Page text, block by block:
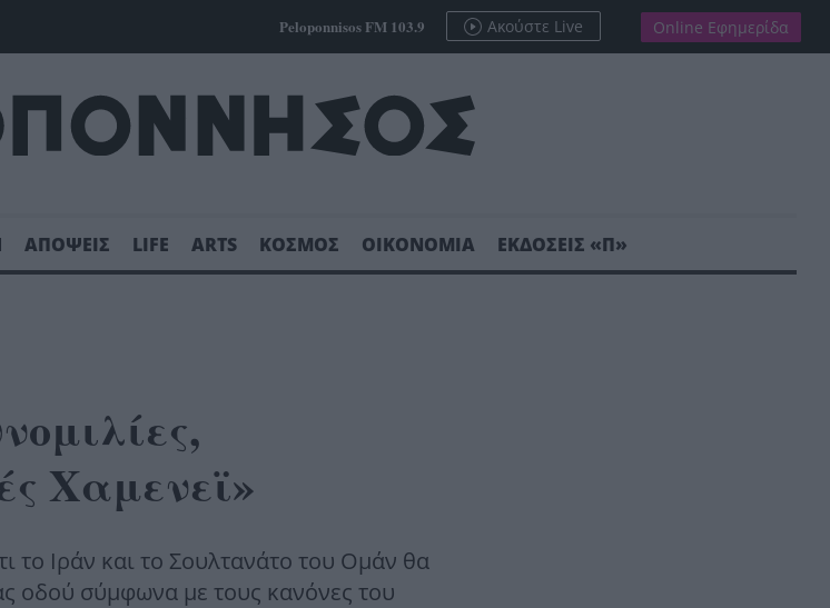
Peloponnisos FM 103.9 Ακούστε Live Online Εφημερίδα
ΑΠΟΨΕΙΣ LIFE ARTS ΚΟΣΜΟΣ ΟΙΚΟΝΟΜΙΑ ΕΚΔΟΣΕΙΣ «Π»
Χαμενεϊ»
το Ιράν και το Σουλτανάτο του Ομάν θα
οδού σύμφωνα με τους κανόνες του